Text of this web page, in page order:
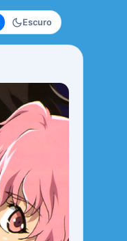
Escuro